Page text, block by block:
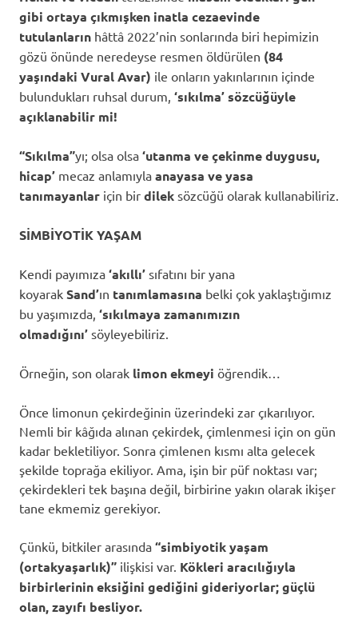
gibi ortaya çıkmışken inatla cezaevinde
tutulanların hâttâ 2022’nin sonlarında biri hepimizin
gözü önünde neredeyse resmen öldürülen (84
yaşındaki Vural Avar) ile onların yakınlarının içinde
bulundukları ruhsal durum, ‘sıkılma’ sözcüğüyle
açıklanabilir mi!
“Sıkılma”yı; olsa olsa ‘utanma ve çekinme duygusu,
hicap’ mecaz anlamıyla anayasa ve yasa
tanımayanlar için bir dilek sözcüğü olarak kullanabiliriz.
SİMBİYOTİK YAŞAM
Kendi payımıza ‘akıllı’ sıfatını bir yana
koyarak Sand’ın tanımlamasına belki çok yaklaştığımız
bu yaşımızda, ‘sıkılmaya zamanımızın
olmadığını’ söyleyebiliriz.
Örneğin, son olarak limon ekmeyi öğrendik…
Önce limonun çekirdeğinin üzerindeki zar çıkarılıyor.
Nemli bir kâğıda alınan çekirdek, çimlenmesi için on gün
kadar bekletiliyor. Sonra çimlenen kısmı alta gelecek
şekilde toprağa ekiliyor. Ama, işin bir püf noktası var;
çekirdekleri tek başına değil, birbirine yakın olarak ikişer
tane ekmemiz gerekiyor.
Çünkü, bitkiler arasında “simbiyotik yaşam
(ortakyaşarlık)” ilişkisi var. Kökleri aracılığıyla
birbirlerinin eksiğini gediğini gideriyorlar; güçlü
olan, zayıfı besliyor.